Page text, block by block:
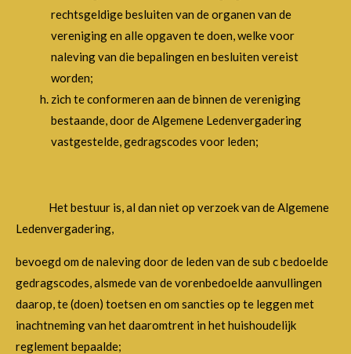
rechtsgeldige besluiten van de organen van de
vereniging en alle opgaven te doen, welke voor
naleving van die bepalingen en besluiten vereist
worden;
zich te conformeren aan de binnen de vereniging
bestaande, door de Algemene Ledenvergadering
vastgestelde, gedragscodes voor leden;
Het bestuur is, al dan niet op verzoek van de Algemene
Ledenvergadering,
bevoegd om de naleving door de leden van de sub c bedoelde
gedragscodes, alsmede van de vorenbedoelde aanvullingen
daarop, te (doen) toetsen en om sancties op te leggen met
inachtneming van het daaromtrent in het huishoudelijk
reglement bepaalde;